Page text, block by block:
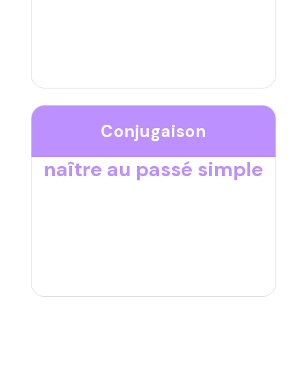
Conjugaison
naître au passé simple